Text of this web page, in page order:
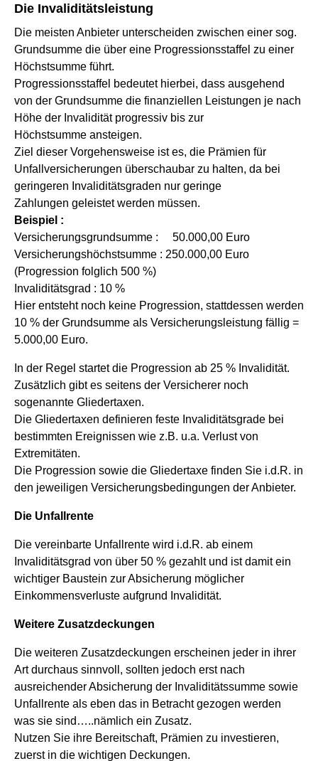
Die Invaliditätsleistung
Die meisten Anbieter unterscheiden zwischen einer sog.
Grundsumme die über eine Progressionsstaffel zu einer
Höchstsumme führt.
Progressionsstaffel bedeutet hierbei, dass ausgehend
von der Grundsumme die finanziellen Leistungen je nach
Höhe der Invalidität progressiv bis zur
Höchstsumme ansteigen.
Ziel dieser Vorgehensweise ist es, die Prämien für
Unfallversicherungen überschaubar zu halten, da bei
geringeren Invaliditätsgraden nur geringe
Zahlungen geleistet werden müssen.
Beispiel :
Versicherungsgrundsumme : 50.000,00 Euro
Versicherungshöchstsumme : 250.000,00 Euro
(Progression folglich 500 %)
Invaliditätsgrad : 10 %
Hier entsteht noch keine Progression, stattdessen werden
10 % der Grundsumme als Versicherungsleistung fällig =
5.000,00 Euro.
In der Regel startet die Progression ab 25 % Invalidität.
Zusätzlich gibt es seitens der Versicherer noch
sogenannte Gliedertaxen.
Die Gliedertaxen definieren feste Invaliditätsgrade bei
bestimmten Ereignissen wie z.B. u.a. Verlust von
Extremitäten.
Die Progression sowie die Gliedertaxe finden Sie i.d.R. in
den jeweiligen Versicherungsbedingungen der Anbieter.
Die Unfallrente
Die vereinbarte Unfallrente wird i.d.R. ab einem
Invaliditätsgrad von über 50 % gezahlt und ist damit ein
wichtiger Baustein zur Absicherung möglicher
Einkommensverluste aufgrund Invalidität.
Weitere Zusatzdeckungen
Die weiteren Zusatzdeckungen erscheinen jeder in ihrer
Art durchaus sinnvoll, sollten jedoch erst nach
ausreichender Absicherung der Invaliditätssumme sowie
Unfallrente als eben das in Betracht gezogen werden
was sie sind…..nämlich ein Zusatz.
Nutzen Sie ihre Bereitschaft, Prämien zu investieren,
zuerst in die wichtigen Deckungen.